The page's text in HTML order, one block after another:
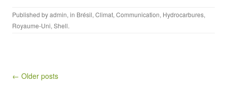
Published byadmin, in Brésil, Climat, Communication, Hydrocarbures,
Royaume-Uni, Shell.
Post navigation
← Older posts